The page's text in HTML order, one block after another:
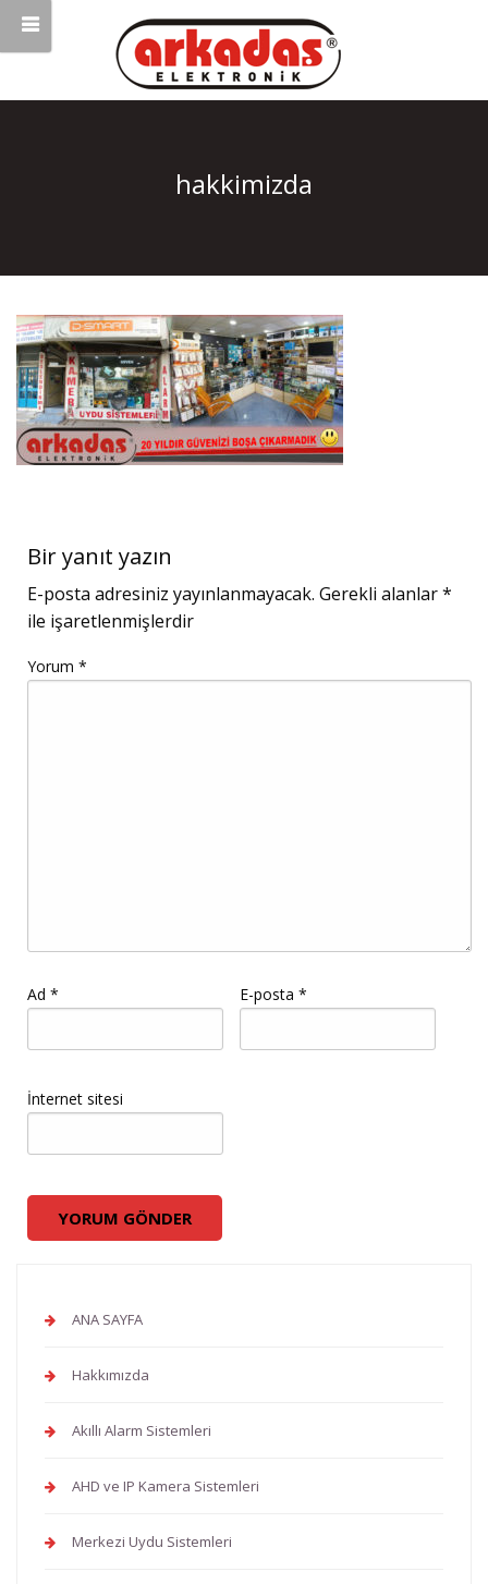
hakkimizda
Bir yanıt yazın
E-posta adresiniz yayınlanmayacak. Gerekli alanlar*
ile işaretlenmişlerdir
Yorum *
Ad * E-posta *
İnternet sitesi
ANA SAYFA
Hakkımızda
Akıllı Alarm Sistemleri
AHD ve IP Kamera Sistemleri
Merkezi Uydu Sistemleri